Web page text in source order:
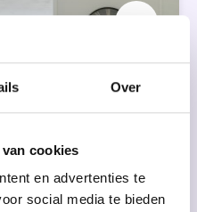
Over
cookies
en advertenties te
social media te bieden